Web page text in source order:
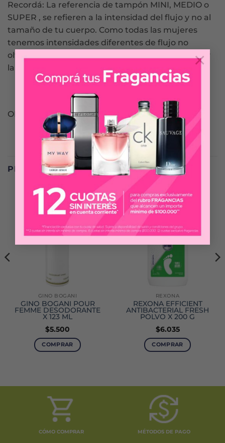
×
Recordá: La referencia de tampón MINI, MEDIO o
SUPER , se refieren a la intensidad del flujo y no al
tamaño de tu cuerpo. Como todas las mujeres
tenemos intensidades diferentes de flujo no
olvides elegir el tampón más adecuado para vos y
la etapa de tu ciclo menstrual.
OB SIEMPRE LIBRE
PRODUCTOS RELACIONADOS
GINO BOGANI
GINO BOGANI POUR
FEMME DESODORANTE
X 123 ML
$5.500
COMPRAR
REXONA
REXONA EFFICIENT
ANTIBACTERIAL FRESH
POLVO X 200 G
$6.035
COMPRAR
CÓMO COMPRAR MÉTODOS DE PAGO